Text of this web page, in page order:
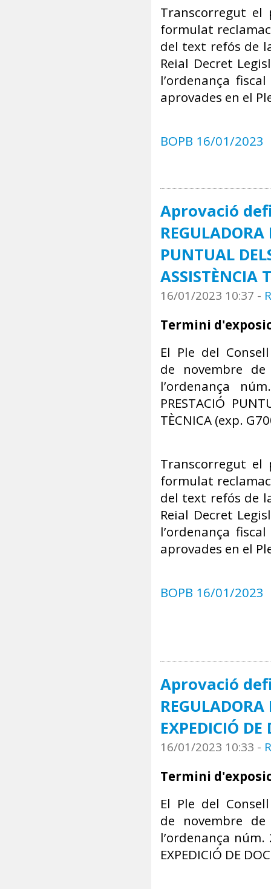
Transcorregut el
formulat
del text refós de
Reial Decret
l’ordenança
aprovades en el
BOPB 16/01/2023
Aprovació
REGULADORA
PUNTUAL
ASSISTÈNCIA
16/01/2023 10:37 -
Termini
El Ple del
de novembre
l’ordenança
PRESTACIÓ
TÈCNICA (exp.
Transcorregut el
formulat
del text refós de
Reial Decret
l’ordenança
aprovades en el
BOPB 16/01/2023
Aprovació
REGULADORA
EXPEDICIÓ
16/01/2023 10:33 -
Termini
El Ple del
de novembre
l’ordenança núm.
EXPEDICIÓ DE